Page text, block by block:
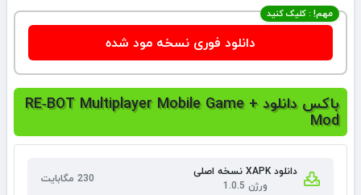
مهم! : کلیک کنید
دانلود فوری نسخه مود شده
باکس دانلود RE‑BOT Multiplayer Mobile Game +
Mod
دانلود XAPK نسخه اصلی
ورژن 1.0.5
230 مگابایت